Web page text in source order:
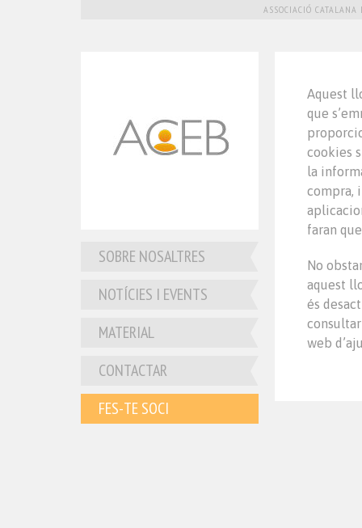
ASSOCIACIÓ
SOBRE NOSALTRES
NOTÍCIES I EVENTS
MATERIAL
CONTACTAR
FES-TE SOCI
Aquest
que
cookies
la
compra,
faran
No
aquest
és
web